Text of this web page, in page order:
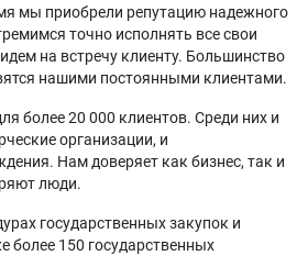
мы приобрели репутацию надежного
точно исполнять все свои
на встречу клиенту. Большинство
нашими постоянными клиентами.
более 20 000 клиентов. Среди них и
организации, и
Нам доверяет как бизнес, так и
люди.
государственных закупок и
более 150 государственных